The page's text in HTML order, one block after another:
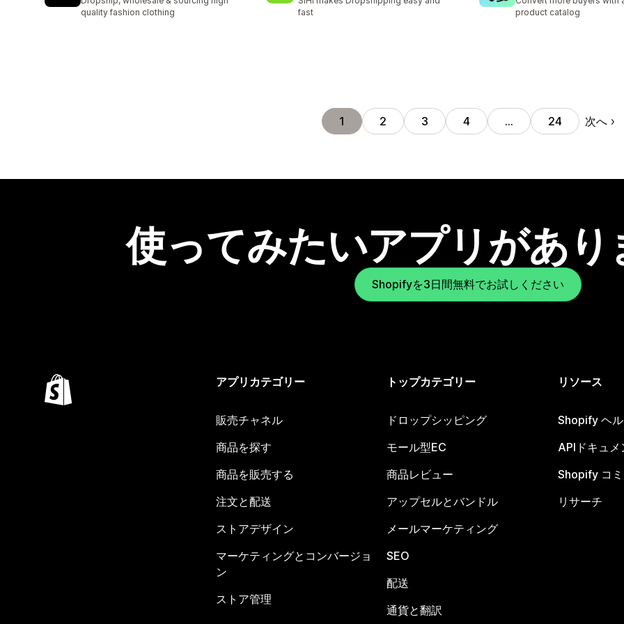
quality fashion clothing
fast
product catalog
1 2 3 4 … 24 次へ
使ってみたいアプリがあり
Shopifyを3日間無料でお試しください
アプリカテゴリー
販売チャネル
商品を探す
商品を販売する
注文と配送
ストアデザイン
マーケティングとコンバージョ
ン
ストア管理
トップカテゴリー
ドロップシッピング
モール型EC
商品レビュー
アップセルとバンドル
メールマーケティング
SEO
配送
通貨と翻訳
リソース
Shopify ヘ
APIドキュメ
Shopify コ
リサーチ